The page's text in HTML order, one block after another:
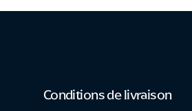
Conditions de livraison